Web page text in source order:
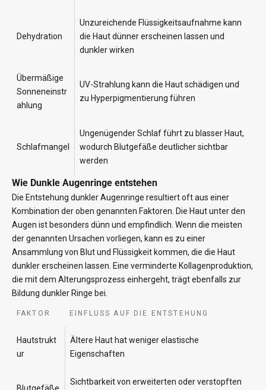
Dehydration
Unzureichende Flüssigkeitsaufnahme kann
die Haut dünner erscheinen lassen und
dunkler wirken
Übermäßige
Sonneneinstr
ahlung
UV-Strahlung kann die Haut schädigen und
zu Hyperpigmentierung führen
Schlafmangel
Ungenügender Schlaf führt zu blasser Haut,
wodurch Blutgefäße deutlicher sichtbar
werden
Wie Dunkle Augenringe entstehen
Die Entstehung dunkler Augenringe resultiert oft aus einer
Kombination der oben genannten Faktoren. Die Haut unter den
Augen ist besonders dünn und empfindlich. Wenn die meisten
der genannten Ursachen vorliegen, kann es zu einer
Ansammlung von Blut und Flüssigkeit kommen, die die Haut
dunkler erscheinen lassen. Eine verminderte Kollagenproduktion,
die mit dem Alterungsprozess einhergeht, trägt ebenfalls zur
Bildung dunkler Ringe bei.
FAKTOR EINFLUSS AUF DIE ENTSTEHUNG
Hautstrukt
ur
Ältere Haut hat weniger elastische
Eigenschaften
Blutgefäße
Sichtbarkeit von erweiterten oder verstopften